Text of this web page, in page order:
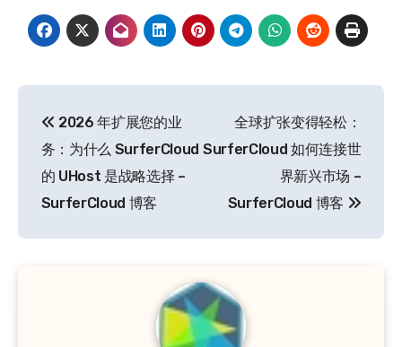
章
导
航
2026 年扩展您的业
务：为什么 SurferCloud
的 UHost 是战略选择 –
SurferCloud 博客
全球扩张变得轻松：
SurferCloud 如何连接世
界新兴市场 –
SurferCloud 博客